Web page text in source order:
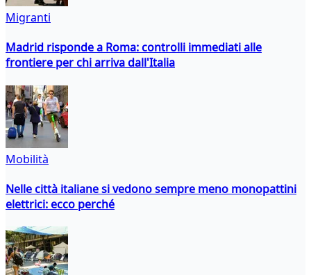
Migranti
Madrid risponde a Roma: controlli immediati alle
frontiere per chi arriva dall'Italia
Mobilità
Nelle città italiane si vedono sempre meno monopattini
elettrici: ecco perché